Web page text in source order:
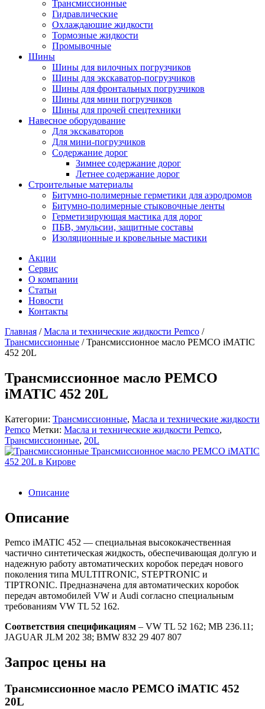
Трансмиссионные
Гидравлические
Охлаждающие жидкости
Тормозные жидкости
Промывочные
Шины
Шины для вилочных погрузчиков
Шины для экскаватор-погрузчиков
Шины для фронтальных погрузчиков
Шины для мини погрузчиков
Шины для прочей спецтехники
Навесное оборудование
Для экскаваторов
Для мини-погрузчиков
Содержание дорог
Зимнее содержание дорог
Летнее содержание дорог
Строительные материалы
Битумно-полимерные герметики для аэродромов
Битумно-полимерные стыковочные ленты
Герметизирующая мастика для дорог
ПБВ, эмульсии, защитные составы
Изоляционные и кровельные мастики
Акции
Сервис
О компании
Статьи
Новости
Контакты
Главная /Масла и технические жидкости Pemco /
Трансмиссионные /Трансмиссионное масло PEMCO iMATIC
452 20L
Трансмиссионное масло PEMCO
iMATIC 452 20L
Категории: Трансмиссионные, Масла и технические жидкости
Pemco Метки: Масла и технические жидкости Pemco,
Трансмиссионные, 20L
Описание
Описание
Pemco iMATIC 452 — специальная высококачественная
частично синтетическая жидкость, обеспечивающая долгую и
надежную работу автоматических коробок передач нового
поколения типа MULTITRONIC, STEPTRONIC и
TIPTRONIC. Предназначена для автоматических коробок
передач автомобилей VW и Audi согласно специальным
требованиям VW TL 52 162.
Соответствия спецификациям – VW TL 52 162; MB 236.11;
JAGUAR JLM 202 38; BMW 832 29 407 807
Запрос цены на
Трансмиссионное масло PEMCO iMATIC 452
20L